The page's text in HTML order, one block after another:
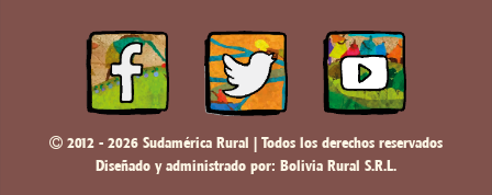
2012 - 2026 Sudamérica Rural | Todos los derechos reservados
Diseñado y administrado por: Bolivia Rural S.R.L.